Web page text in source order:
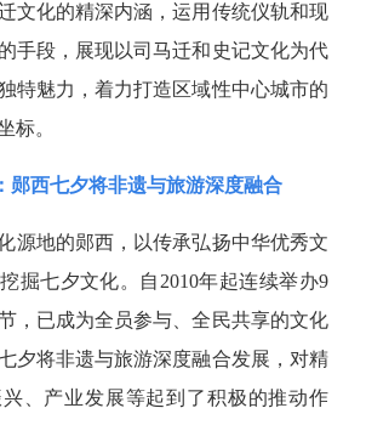
文化的精深内涵，运用传统仪轨和现
手段，展现以司马迁和史记文化为代
特魅力，着力打造区域性中心城市的
标。
郧西七夕将非遗与旅游深度融合
源地的郧西，以传承弘扬中华优秀文
掘七夕文化。自2010年起连续举办9
，已成为全员参与、全民共享的文化
夕将非遗与旅游深度融合发展，对精
、产业发展等起到了积极的推动作